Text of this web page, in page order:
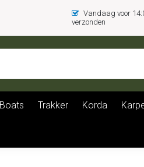
Vandaag voor
verzonden
Trakker Korda